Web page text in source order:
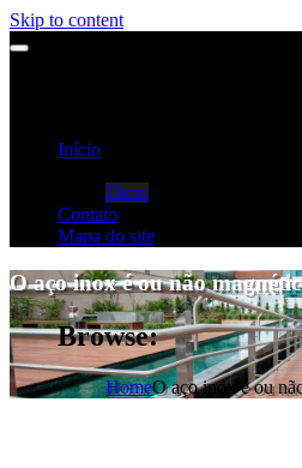
Skip to content
Início
Dicas
Contato
Mapa do site
O aço inox é ou não
Browse:
HomeO aço inox é ou